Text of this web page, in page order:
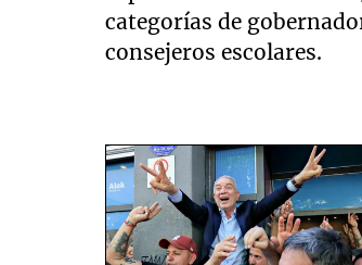
categorías de
consejeros escolares.